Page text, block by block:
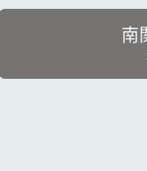
南